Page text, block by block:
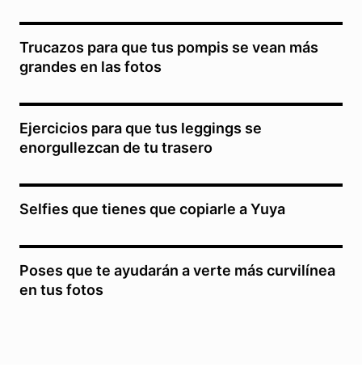
Trucazos para que tus pompis se vean más
grandes en las fotos
Ejercicios para que tus leggings se
enorgullezcan de tu trasero
Selfies que tienes que copiarle a Yuya
Poses que te ayudarán a verte más curvilínea
en tus fotos